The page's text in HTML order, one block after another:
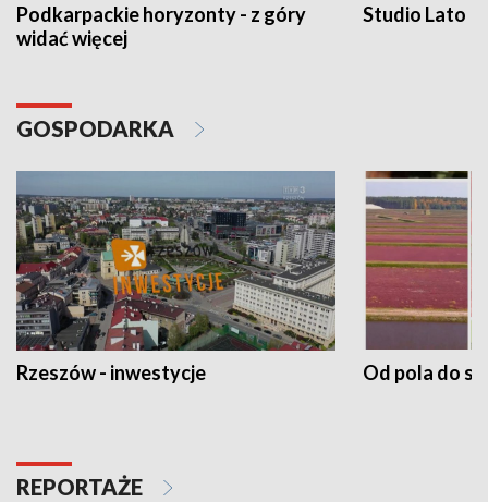
Podkarpackie horyzonty - z góry
widać więcej
Studio Lato
GOSPODARKA
Rzeszów - inwestycje Od pola do
REPORTAŻE